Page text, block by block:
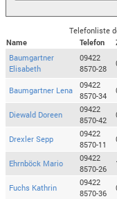
Telefonliste
Name
Telefon
Baumgartner
Elisabeth
09422
8570-28
Baumgartner Lena
09422
8570-34
Diewald Doreen
09422
8570-42
Drexler Sepp
09422
8570-11
Ehrnböck Mario
09422
8570-26
Fuchs Kathrin
09422
8570-36